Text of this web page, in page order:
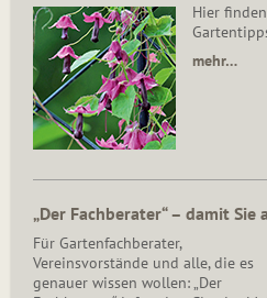
Hier
mehr…
„Der Fachberater“ – damit
Für Gartenfachberater,
Vereinsvorstände und alle, die es
genauer wissen wollen: „Der